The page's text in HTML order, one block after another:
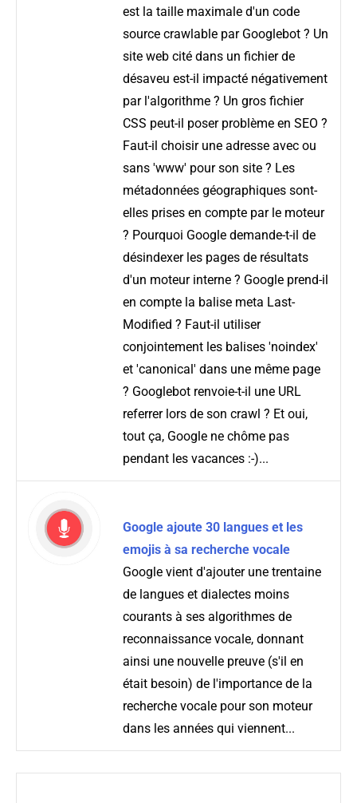
est la taille maximale d'un code
source crawlable par Googlebot ? Un
site web cité dans un fichier de
désaveu est-il impacté négativement
par l'algorithme ? Un gros fichier
CSS peut-il poser problème en SEO ?
Faut-il choisir une adresse avec ou
sans 'www' pour son site ? Les
métadonnées géographiques sont-
elles prises en compte par le moteur
? Pourquoi Google demande-t-il de
désindexer les pages de résultats
d'un moteur interne ? Google prend-il
en compte la balise meta Last-
Modified ? Faut-il utiliser
conjointement les balises 'noindex'
et 'canonical' dans une même page
? Googlebot renvoie-t-il une URL
referrer lors de son crawl ? Et oui,
tout ça, Google ne chôme pas
pendant les vacances :-)...
Google ajoute 30 langues et les
emojis à sa recherche vocale
Google vient d'ajouter une trentaine
de langues et dialectes moins
courants à ses algorithmes de
reconnaissance vocale, donnant
ainsi une nouvelle preuve (s'il en
était besoin) de l'importance de la
recherche vocale pour son moteur
dans les années qui viennent...